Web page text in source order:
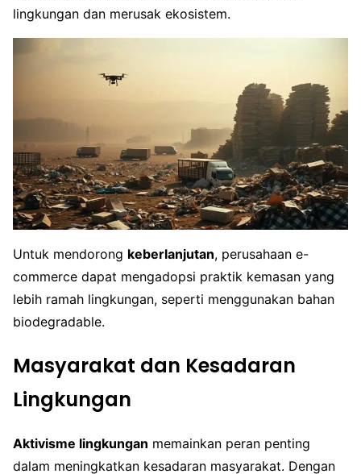
lingkungan dan merusak ekosistem.
Untuk mendorong keberlanjutan, perusahaan e-
commerce dapat mengadopsi praktik kemasan yang
lebih ramah lingkungan, seperti menggunakan bahan
biodegradable.
Masyarakat dan Kesadaran
Lingkungan
Aktivisme lingkungan memainkan peran penting
dalam meningkatkan kesadaran masyarakat. Dengan